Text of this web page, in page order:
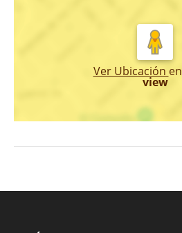
Ver Ubicación en
view